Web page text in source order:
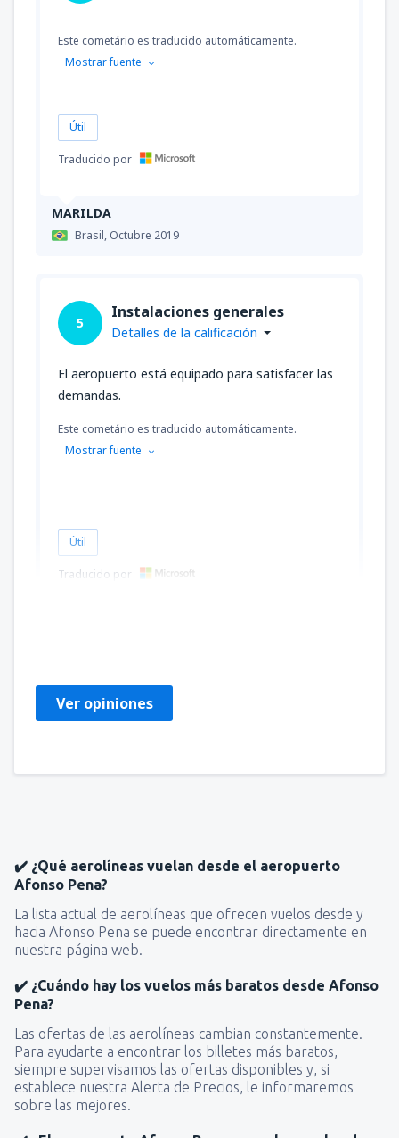
MARILDA
Brasil, Octubre 2019
Este cometário es traducido automáticamente.
Mostrar fuente
Útil
Traducido por
5
Instalaciones generales
Detalles de la calificación
El aeropuerto está equipado para satisfacer las
demandas.
Este cometário es traducido automáticamente.
Mostrar fuente
Útil
Traducido por
Ver opiniones
✔️ ¿Qué aerolíneas vuelan desde el aeropuerto
Afonso Pena?
La lista actual de aerolíneas que ofrecen vuelos desde y
hacia Afonso Pena se puede encontrar directamente en
nuestra página web.
✔️ ¿Cuándo hay los vuelos más baratos desde Afonso
Pena?
Las ofertas de las aerolíneas cambian constantemente.
Para ayudarte a encontrar los billetes más baratos,
siempre supervisamos las ofertas disponibles y, si
establece nuestra Alerta de Precios, le informaremos
sobre las mejores.